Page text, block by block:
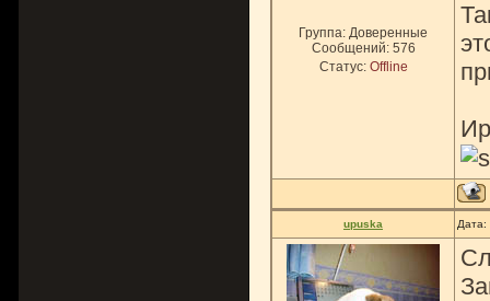
Группа: Доверенные
Сообщений: 576
Статус: Offline
upuska